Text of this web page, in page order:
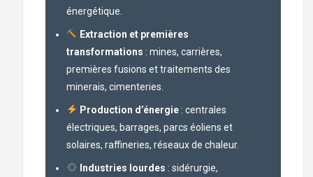
énergétique.
Extraction et premières
transformations : mines, carrières,
premières fusions et traitements des
minerais, cimenteries.
Production d’énergie: centrales
électriques, barrages, parcs éoliens et
solaires, raffineries, réseaux de chaleur.
Industries lourdes : sidérurgie,